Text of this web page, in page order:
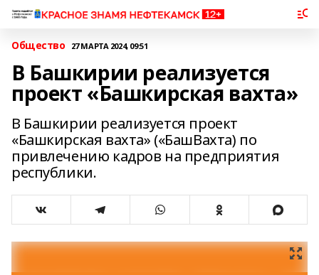
Общество 27 МАРТА 2024, 09:51
В Башкирии реализуется
проект «Башкирская вахта»
В Башкирии реализуется проект
«Башкирская вахта» («БашВахта) по
привлечению кадров на предприятия
республики.